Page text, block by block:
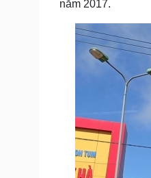
Nhi khoa
Nam khoa
Làm đẹp - giảm cân
Phòng mạch online
Ăn sạch sống khỏe
năm 2017.